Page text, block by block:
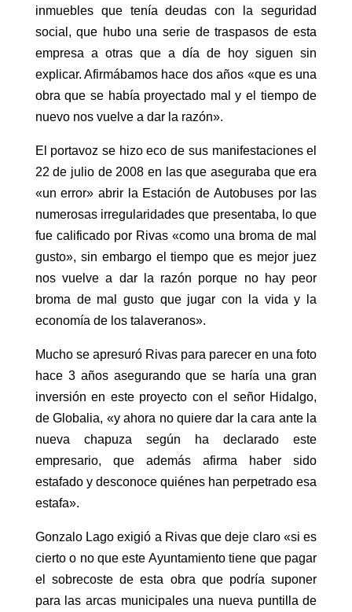
inmuebles que tenía deudas con la seguridad
social, que hubo una serie de traspasos de esta
empresa a otras que a día de hoy siguen sin
explicar. Afirmábamos hace dos años «que es una
obra que se había proyectado mal y el tiempo de
nuevo nos vuelve a dar la razón».
El portavoz se hizo eco de sus manifestaciones el
22 de julio de 2008 en las que aseguraba que era
«un error» abrir la Estación de Autobuses por las
numerosas irregularidades que presentaba, lo que
fue calificado por Rivas «como una broma de mal
gusto», sin embargo el tiempo que es mejor juez
nos vuelve a dar la razón porque no hay peor
broma de mal gusto que jugar con la vida y la
economía de los talaveranos».
Mucho se apresuró Rivas para parecer en una foto
hace 3 años asegurando que se haría una gran
inversión en este proyecto con el señor Hidalgo,
de Globalia, «y ahora no quiere dar la cara ante la
nueva chapuza según ha declarado este
empresario, que además afirma haber sido
estafado y desconoce quiénes han perpetrado esa
estafa».
Gonzalo Lago exigió a Rivas que deje claro «si es
cierto o no que este Ayuntamiento tiene que pagar
el sobrecoste de esta obra que podría suponer
para las arcas municipales una nueva puntilla de